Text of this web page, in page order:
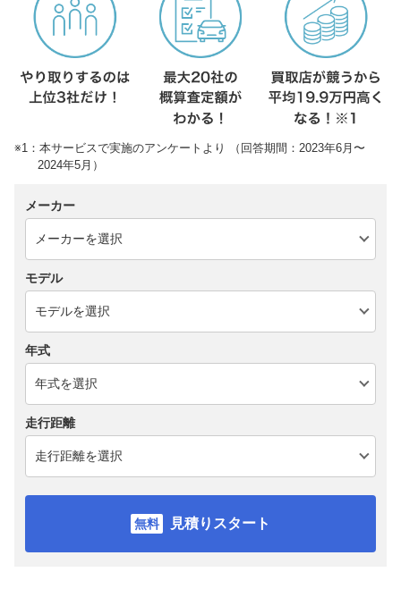
※1：本サービスで実施のアンケートより （回答期間：2023年6月〜
2024年5月）
メーカー
モデル
年式
走行距離
見積りスタート